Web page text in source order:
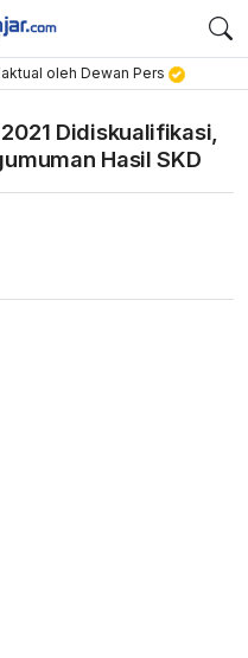
oleh Dewan Pers
Didiskualifikasi,
Hasil SKD